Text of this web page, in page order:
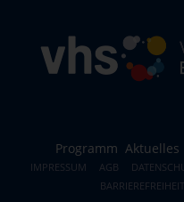
Programm Aktuelles
IMPRESSUM AGB